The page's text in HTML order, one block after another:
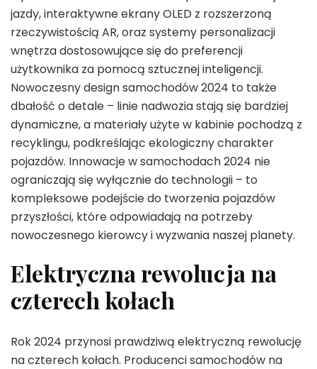
jazdy, interaktywne ekrany OLED z rozszerzoną
rzeczywistością AR, oraz systemy personalizacji
wnętrza dostosowujące się do preferencji
użytkownika za pomocą sztucznej inteligencji.
Nowoczesny design samochodów 2024 to także
dbałość o detale – linie nadwozia stają się bardziej
dynamiczne, a materiały użyte w kabinie pochodzą z
recyklingu, podkreślając ekologiczny charakter
pojazdów. Innowacje w samochodach 2024 nie
ograniczają się wyłącznie do technologii – to
kompleksowe podejście do tworzenia pojazdów
przyszłości, które odpowiadają na potrzeby
nowoczesnego kierowcy i wyzwania naszej planety.
Elektryczna rewolucja na
czterech kołach
Rok 2024 przynosi prawdziwą elektryczną rewolucję
na czterech kołach. Producenci samochodów na